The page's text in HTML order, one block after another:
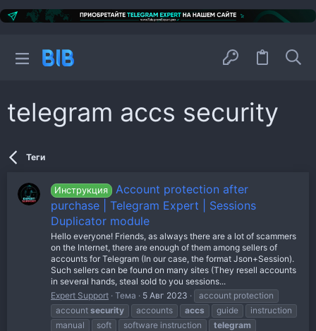
telegram accs security
Теги
Инструкция
Account protection after
purchase | Telegram Expert | Sessions
Duplicator module
Hello everyone! Friends, as always there are a lot of scammers
on the Internet, there are enough of them among sellers of
accounts for Telegram (In our case, the format Json+Session).
Such sellers can be found on many sites (They resell accounts
in several hands, steal sold to you sessions...
Expert Support Тема 5 Авг 2023
account protection
account security accounts accs guide
instruction
manual
soft software instruction
telegram